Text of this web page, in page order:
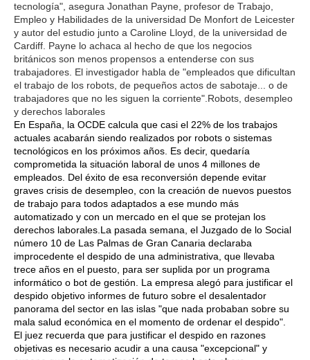
tecnología", asegura Jonathan Payne, profesor de Trabajo,
Empleo y Habilidades de la universidad De Monfort de Leicester
y autor del estudio junto a Caroline Lloyd, de la universidad de
Cardiff. Payne lo achaca al hecho de que los negocios
británicos son menos propensos a entenderse con sus
trabajadores. El investigador habla de "empleados que dificultan
el trabajo de los robots, de pequeños actos de sabotaje... o de
trabajadores que no les siguen la corriente".Robots, desempleo
y derechos laborales
En España, la OCDE calcula que casi el 22% de los trabajos
actuales acabarán siendo realizados por robots o sistemas
tecnológicos en los próximos años. Es decir, quedaría
comprometida la situación laboral de unos 4 millones de
empleados. Del éxito de esa reconversión depende evitar
graves crisis de desempleo, con la creación de nuevos puestos
de trabajo para todos adaptados a ese mundo más
automatizado y con un mercado en el que se protejan los
derechos laborales.La pasada semana, el Juzgado de lo Social
número 10 de Las Palmas de Gran Canaria declaraba
improcedente el despido de una administrativa, que llevaba
trece años en el puesto, para ser suplida por un programa
informático o bot de gestión. La empresa alegó para justificar el
despido objetivo informes de futuro sobre el desalentador
panorama del sector en las islas "que nada probaban sobre su
mala salud económica en el momento de ordenar el despido".
El juez recuerda que para justificar el despido en razones
objetivas es necesario acudir a una causa "excepcional" y